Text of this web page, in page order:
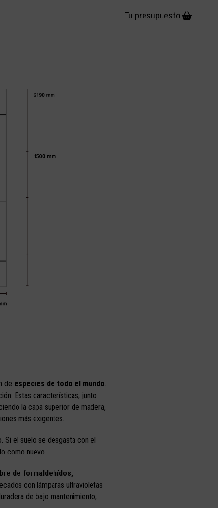
Tu presupuesto
de especies de todo el mundo.
Estas características, junto
la capa superior de madera,
más exigentes.
Si el suelo se desgasta con el
como nuevo.
de formaldehídos,
con lámparas ultravioletas
de bajo mantenimiento,